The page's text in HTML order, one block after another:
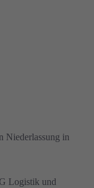
Niederlassung in
Logistik und